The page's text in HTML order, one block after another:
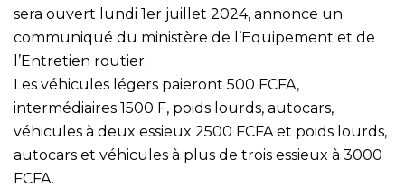
sera ouvert lundi 1er juillet 2024, annonce un
communiqué du ministère de l’Equipement et de
l’Entretien routier.
Les véhicules légers paieront 500 FCFA,
intermédiaires 1500 F, poids lourds, autocars,
véhicules à deux essieux 2500 FCFA et poids lourds,
autocars et véhicules à plus de trois essieux à 3000
FCFA.